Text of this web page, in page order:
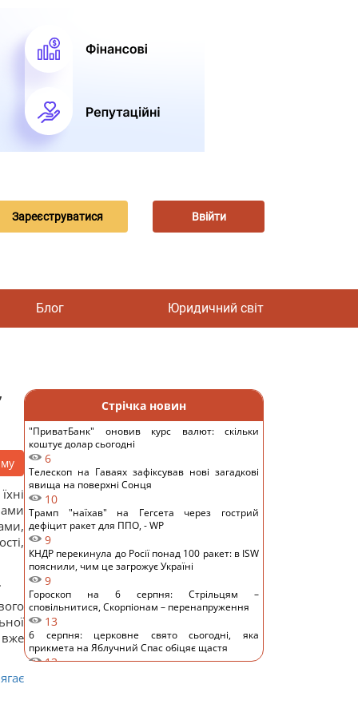
Зареєструватися Ввійти
Блог Юридичний світ
.
вже
Стрічка новин
"ПриватБанк" оновив курс валют: скільки
коштує долар сьогодні
6
Телескоп на Гаваях зафіксував нові загадкові
явища на поверхні Сонця
10
Трамп "наїхав" на Гегсета через гострий
дефіцит ракет для ППО, - WP
9
КНДР перекинула до Росії понад 100 ракет: в ISW
пояснили, чим це загрожує Україні
9
Гороскоп на 6 серпня: Стрільцям –
сповільнитися, Скорпіонам – перенапруження
13
6 серпня: церковне свято сьогодні, яка
прикмета на Яблучний Спас обіцяє щастя
13